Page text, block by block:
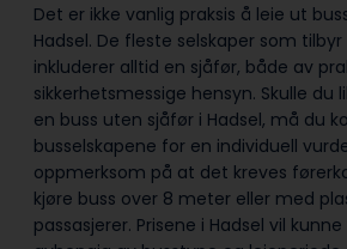
Det er ikke vanlig praksis å leie ut
Hadsel. De fleste selskaper som
inkluderer alltid en sjåfør, både av
sikkerhetsmessige hensyn. Skulle du
en buss uten sjåfør i Hadsel, må du
busselskapene for en individuell
oppmerksom på at det kreves
kjøre buss over 8 meter eller med
passasjerer. Prisene i Hadsel vil